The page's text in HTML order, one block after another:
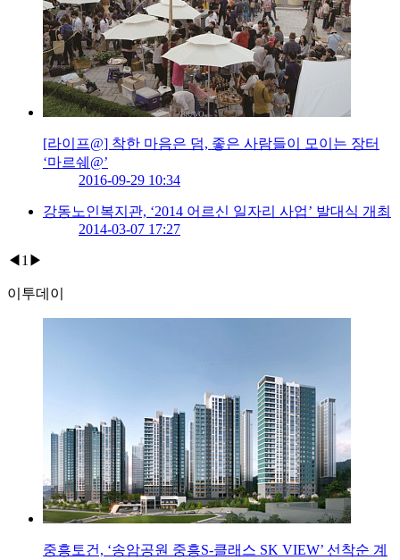
[라이프@] 착한 마음은 덤, 좋은 사람들이 모이는 장터
‘마르쉐@’
2016-09-29 10:34
강동노인복지관, ‘2014 어르신 일자리 사업’ 발대식 개최
2014-03-07 17:27
◀ 1 ▶
이투데이
중흥토건, ‘송암공원 중흥S-클래스 SK VIEW’ 선착순 계